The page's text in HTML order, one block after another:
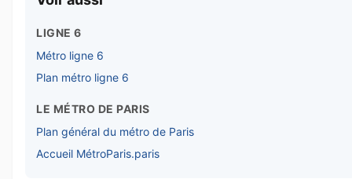
LIGNE 6
Métro ligne 6
Plan métro ligne 6
LE MÉTRO DE PARIS
Plan général du métro de Paris
Accueil MétroParis.paris